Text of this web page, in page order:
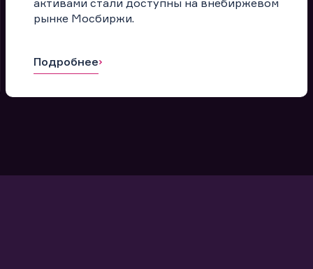
активами стали доступны на внебиржевом
рынке Мосбиржи.
Подробнее